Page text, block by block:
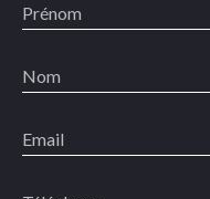
Prénom
Nom
Email